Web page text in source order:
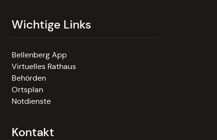
Wichtige Links
Bellenberg App
Virtuelles Rathaus
Behörden
Ortsplan
Notdienste
Kontakt